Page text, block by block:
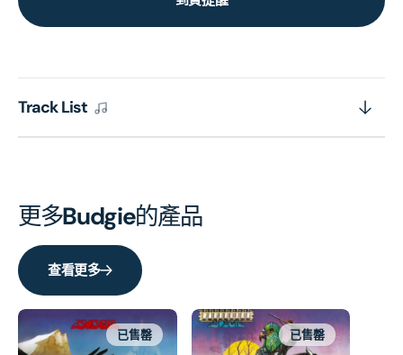
Track List
更多Budgie的產品
查看更多
已售罄 已售罄